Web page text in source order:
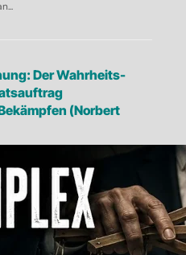
Der Wahrheits-
(Norbert